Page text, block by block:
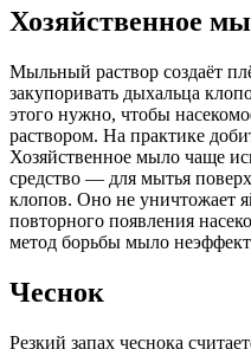
Хозяйственное
Мыльный раствор создаёт
закупоривать дыхальца
этого нужно, чтобы
раствором. На практике
Хозяйственное мыло чаще
средство — для мытья
клопов. Оно не уничтожает
повторного появления
метод борьбы мыло
Чеснок
Резкий запах чеснока